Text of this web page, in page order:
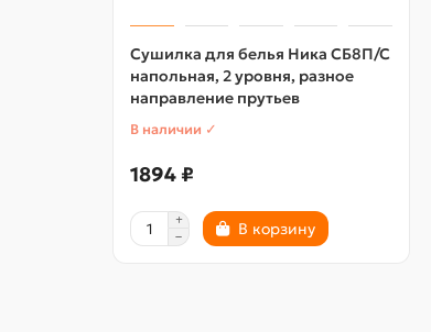
Сушилка для белья Ника СБ8П/С
напольная, 2 уровня, разное
направление прутьев
В наличии ✓
1894 ₽
В корзину